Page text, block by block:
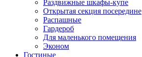
Раздвижные шкафы-купе
Открытая секция посередине
Распашные
Гардероб
Для маленького помещения
Эконом
Гостиные